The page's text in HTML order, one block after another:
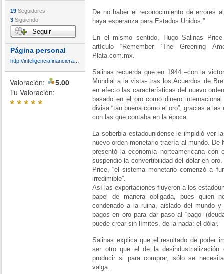
19 Seguidores
3 Siguiendo
Seguir
Página personal
Valoración:
5.00
Tu Valoración:
*****
De no haber el reconocimiento de errores
haya esperanza para Estados Unidos.”
En el mismo sentido, Hugo Salinas
artículo “Remember ‘The Greening
Plata.com.mx.
Salinas recuerda que en 1944 –con la
Mundial a la vista- tras los Acuerdos de
en efecto las características del nuevo
basado en el oro como dinero
divisa “tan buena como el oro”, gracias a
con las que contaba en la época.
La soberbia estadounidense le impidió ver
nuevo orden monetario traería al mundo.
presentó la economía norteamericana con
suspendió la convertibilidad del dólar en
Price, “el sistema monetario comenzó a
irredimible”.
Así las exportaciones fluyeron a los
papel de manera obligada, pues quien
condenado a la ruina, aislado del mundo
pagos en oro para dar paso al “pago”
puede crear sin límites, de la nada: el dólar.
Salinas explica que el resultado de poder
ser otro que el de la
producir si para comprar, sólo se
valga.